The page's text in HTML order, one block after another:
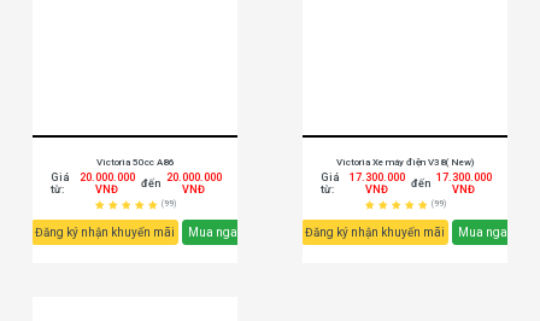
Victoria 50cc A86
Giá
từ:
20.000.000
VNĐ
đến 20.000.000
VNĐ
(99)
Đăng ký nhận khuyến mãi Mua ngay
Victoria Xe máy điện V38( New)
Giá
từ:
17.300.000
VNĐ
đến 17.300.000
VNĐ
(99)
Đăng ký nhận khuyến mãi Mua ngay